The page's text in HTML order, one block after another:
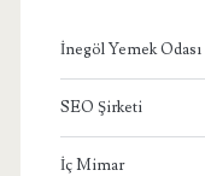
İnegöl Yemek Odası
SEO Şirketi
İç Mimar